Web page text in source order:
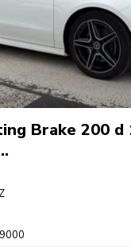
Brake 200 d